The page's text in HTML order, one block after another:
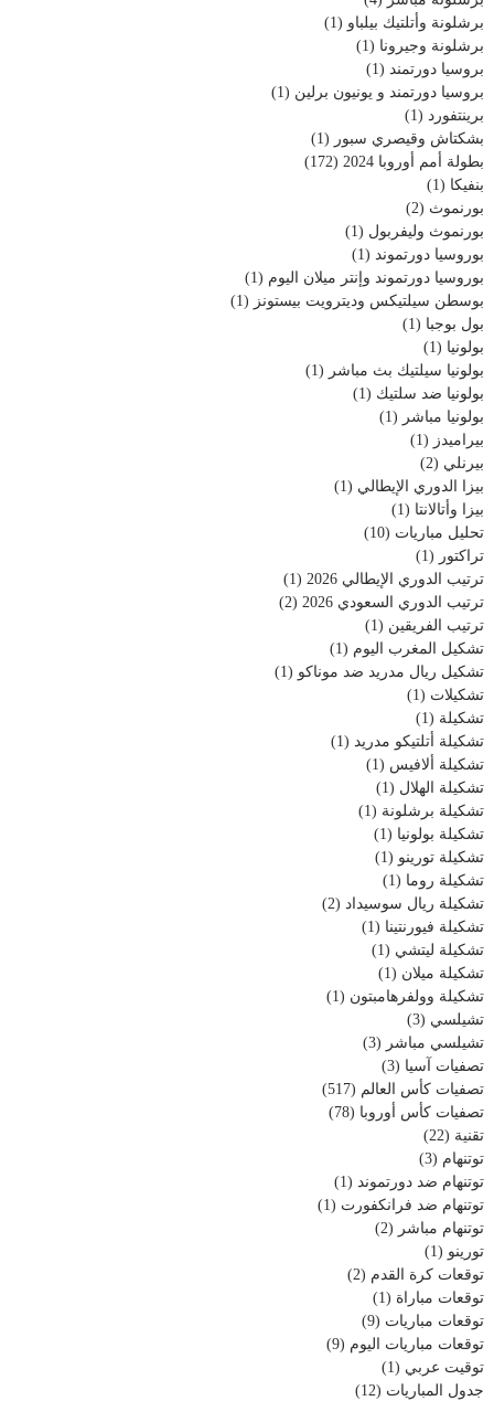
برشلونة وأتلتيك بيلباو (1)
برشلونة وجيرونا (1)
بروسيا دورتمند (1)
بروسيا دورتمند و يونيون برلين (1)
برينتفورد (1)
بشكتاش وقيصري سبور (1)
بطولة أمم أوروبا 2024
(172)
بنفيكا (1)
بورنموث (2)
بورنموث وليفربول (1)
بوروسيا دورتموند (1)
بوروسيا دورتموند وإنتر ميلان اليوم (1)
بوسطن سيلتيكس وديترويت بيستونز (1)
بول بوجبا (1)
بولونيا (1)
بولونيا سيلتيك بث مباشر (1)
بولونيا ضد سلتيك (1)
بولونيا مباشر (1)
بيراميدز (1)
بيرنلي (2)
بيزا الدوري الإيطالي (1)
بيزا وأتالانتا (1)
تحليل مباريات (10)
تراكتور (1)
ترتيب الدوري الإيطالي 2026
(1)
ترتيب الدوري السعودي 2026
(2)
ترتيب الفريقين (1)
تشكيل المغرب اليوم (1)
تشكيل ريال مدريد ضد موناكو (1)
تشكيلات (1)
تشكيلة (1)
تشكيلة أتلتيكو مدريد (1)
تشكيلة ألافيس (1)
تشكيلة الهلال (1)
تشكيلة برشلونة (1)
تشكيلة بولونيا (1)
تشكيلة تورينو (1)
تشكيلة روما (1)
تشكيلة ريال سوسيداد (2)
تشكيلة فيورنتينا (1)
تشكيلة ليتشي (1)
تشكيلة ميلان (1)
تشكيلة وولفرهامبتون (1)
تشيلسي (3)
تشيلسي مباشر (3)
تصفيات آسيا (3)
تصفيات كأس العالم (517)
تصفيات كأس أوروبا (78)
تقنية (22)
توتنهام (3)
توتنهام ضد دورتموند (1)
توتنهام ضد فرانكفورت (1)
توتنهام مباشر (2)
تورينو (1)
توقعات كرة القدم (2)
توقعات مباراة (1)
توقعات مباريات (9)
توقعات مباريات اليوم (9)
توقيت عربي (1)
جدول المباريات (12)